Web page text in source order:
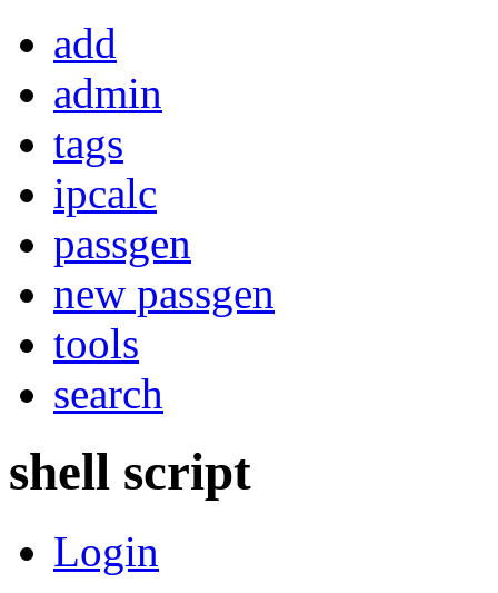
add
admin
tags
ipcalc
passgen
new passgen
tools
search
shell script
Login